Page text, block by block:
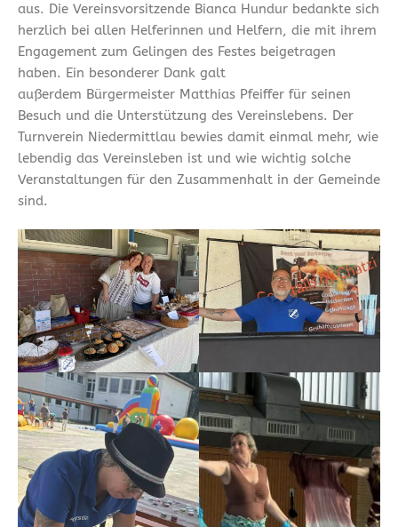
aus. Die Vereinsvorsitzende Bianca Hundur bedankte sich
herzlich bei allen Helferinnen und Helfern, die mit ihrem
Engagement zum Gelingen des Festes beigetragen
haben. Ein besonderer Dank galt
außerdem Bürgermeister Matthias Pfeiffer für seinen
Besuch und die Unterstützung des Vereinslebens. Der
Turnverein Niedermittlau bewies damit einmal mehr, wie
lebendig das Vereinsleben ist und wie wichtig solche
Veranstaltungen für den Zusammenhalt in der Gemeinde
sind.